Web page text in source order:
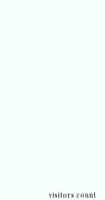
visitors count